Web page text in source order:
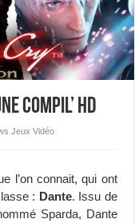
compil’ HD
Jeux Vidéo
l’on connait, qui ont
: Dante. Issu de
Sparda, Dante